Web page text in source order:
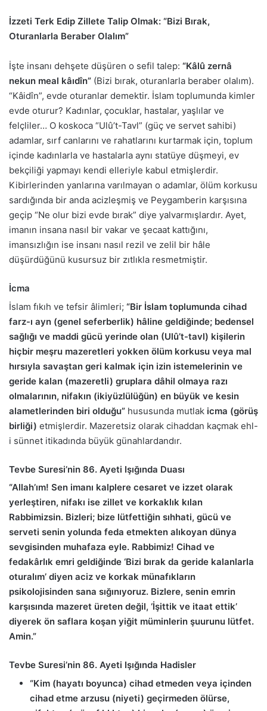
İzzeti Terk Edip Zillete Talip Olmak: “Bizi Bırak,
Oturanlarla Beraber Olalım”
İşte insanı dehşete düşüren o sefil talep: “Kâlû zernâ
nekun meal kâıdîn” (Bizi bırak, oturanlarla beraber olalım).
“Kâidîn”, evde oturanlar demektir. İslam toplumunda kimler
evde oturur? Kadınlar, çocuklar, hastalar, yaşlılar ve
felçliler… O koskoca “Ulû’t-Tavl” (güç ve servet sahibi)
adamlar, sırf canlarını ve rahatlarını kurtarmak için, toplum
içinde kadınlarla ve hastalarla aynı statüye düşmeyi, ev
bekçiliği yapmayı kendi elleriyle kabul etmişlerdir.
Kibirlerinden yanlarına varılmayan o adamlar, ölüm korkusu
sardığında bir anda acizleşmiş ve Peygamberin karşısına
geçip “Ne olur bizi evde bırak” diye yalvarmışlardır. Ayet,
imanın insana nasıl bir vakar ve şecaat kattığını,
imansızlığın ise insanı nasıl rezil ve zelil bir hâle
düşürdüğünü kusursuz bir zıtlıkla resmetmiştir.
İcma
İslam fıkıh ve tefsir âlimleri; “Bir İslam toplumunda cihad
farz-ı ayn (genel seferberlik) hâline geldiğinde; bedensel
sağlığı ve maddi gücü yerinde olan (Ulû’t-tavl) kişilerin
hiçbir meşru mazeretleri yokken ölüm korkusu veya mal
hırsıyla savaştan geri kalmak için izin istemelerinin ve
geride kalan (mazeretli) gruplara dâhil olmaya razı
olmalarının, nifakın (ikiyüzlülüğün) en büyük ve kesin
alametlerinden biri olduğu” hususunda mutlak icma (görüş
birliği) etmişlerdir. Mazeretsiz olarak cihaddan kaçmak ehl-
i sünnet itikadında büyük günahlardandır.
Tevbe Suresi’nin 86. Ayeti Işığında Duası
“Allah’ım! Sen imanı kalplere cesaret ve izzet olarak
yerleştiren, nifakı ise zillet ve korkaklık kılan
Rabbimizsin. Bizleri; bize lütfettiğin sıhhati, gücü ve
serveti senin yolunda feda etmekten alıkoyan dünya
sevgisinden muhafaza eyle. Rabbimiz! Cihad ve
fedakârlık emri geldiğinde ‘Bizi bırak da geride kalanlarla
oturalım’ diyen aciz ve korkak münafıkların
psikolojisinden sana sığınıyoruz. Bizlere, senin emrin
karşısında mazeret üreten değil, ‘İşittik ve itaat ettik’
diyerek ön saflara koşan yiğit müminlerin şuurunu lütfet.
Amin.”
Tevbe Suresi’nin 86. Ayeti Işığında Hadisler
“Kim (hayatı boyunca) cihad etmeden veya içinden
cihad etme arzusu (niyeti) geçirmeden ölürse,